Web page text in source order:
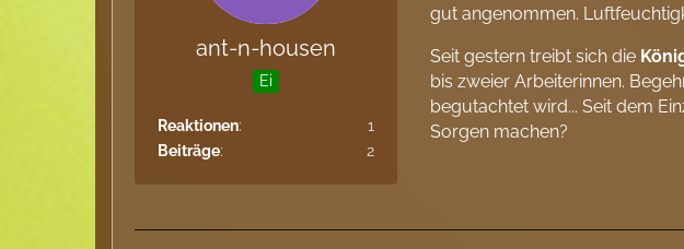
ant-n-housen
Ei
Reaktionen
1
Beiträge
2
gut angenommen.
Seit gestern treibt sich die
bis zweier Arbeiterinnen.
begutachtet wird... Seit dem
Sorgen machen?